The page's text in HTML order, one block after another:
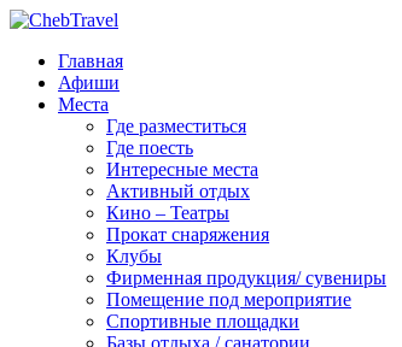
Главная
Афиши
Места
Где разместиться
Где поесть
Интересные места
Активный отдых
Кино – Театры
Прокат снаряжения
Клубы
Фирменная продукция/ сувениры
Помещение под мероприятие
Спортивные площадки
Базы отдыха / санатории